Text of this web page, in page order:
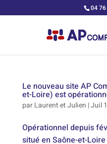
04
Le nouveau site AP
et-Loire) est
parLaurent et Julien |Juil
Opérationnel depuis
situé en Saône-et-